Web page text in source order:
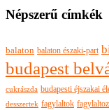
Népszerű címkék
balaton balaton északi-part
budapest
cukrászda budapesti éjszakai
desszertek fagylaltok